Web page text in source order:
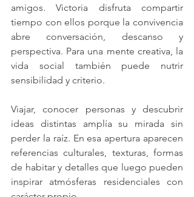
amigos. Victoria disfruta compartir
tiempo con ellos porque la convivencia
abre conversación, descanso y
perspectiva. Para una mente creativa, la
vida social también puede nutrir
sensibilidad y criterio.
Viajar, conocer personas y descubrir
ideas distintas amplía su mirada sin
perder la raíz. En esa apertura aparecen
referencias culturales, texturas, formas
de habitar y detalles que luego pueden
inspirar atmósferas residenciales con